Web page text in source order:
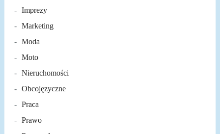
Imprezy
Marketing
Moda
Moto
Nieruchomości
Obcojęzyczne
Praca
Prawo